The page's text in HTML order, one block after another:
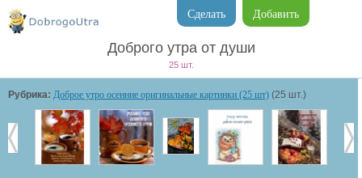
Добавить
Сделать
Доброго утра от души
25 шт.
Рубрика: Доброе утро осенние оригинальные картинки (25 шт) (25 шт.)